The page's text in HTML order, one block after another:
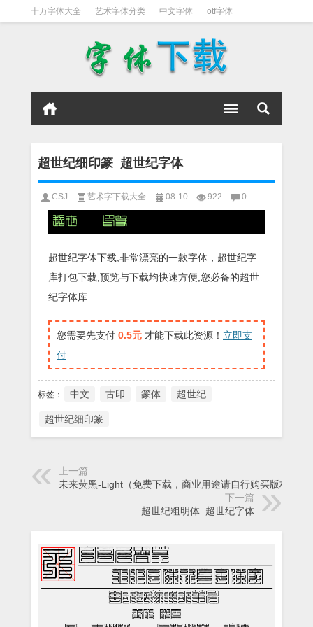
十万字体大全 艺术字体分类 中文字体 otf字体
超世纪细印篆_超世纪字体
CSJ 艺术字下载大全 08-10 922 0
超世纪字体下载,非常漂亮的一款字体，超世纪字
库打包下载,预览与下载均快速方便,您必备的超世
纪字体库
您需要先支付 0.5元 才能下载此资源！ 立即支
付
标签： 中文 古印 篆体 超世纪
超世纪细印篆
上一篇
未来荧黑-Light（免费下载，商业用途请自行购买版权）
下一篇
超世纪粗明体_超世纪字体